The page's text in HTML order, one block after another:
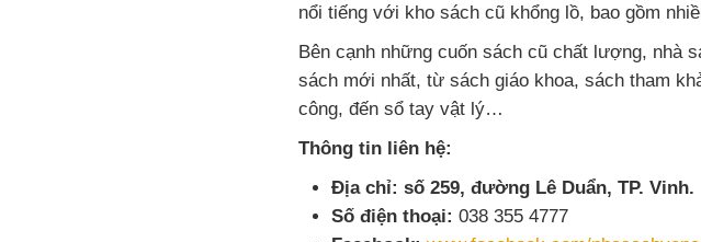
nổi tiếng với kho sách cũ khổng lồ, bao gồm
Bên cạnh những cuốn sách cũ chất lượng, nhà
sách mới nhất, từ sách giáo khoa, sách tham
công, đến sổ tay vật lý…
Thông tin liên hệ:
Địa chỉ: số 259, đường Lê Duẩn, TP. Vinh.
Số điện thoại: 038 355 4777